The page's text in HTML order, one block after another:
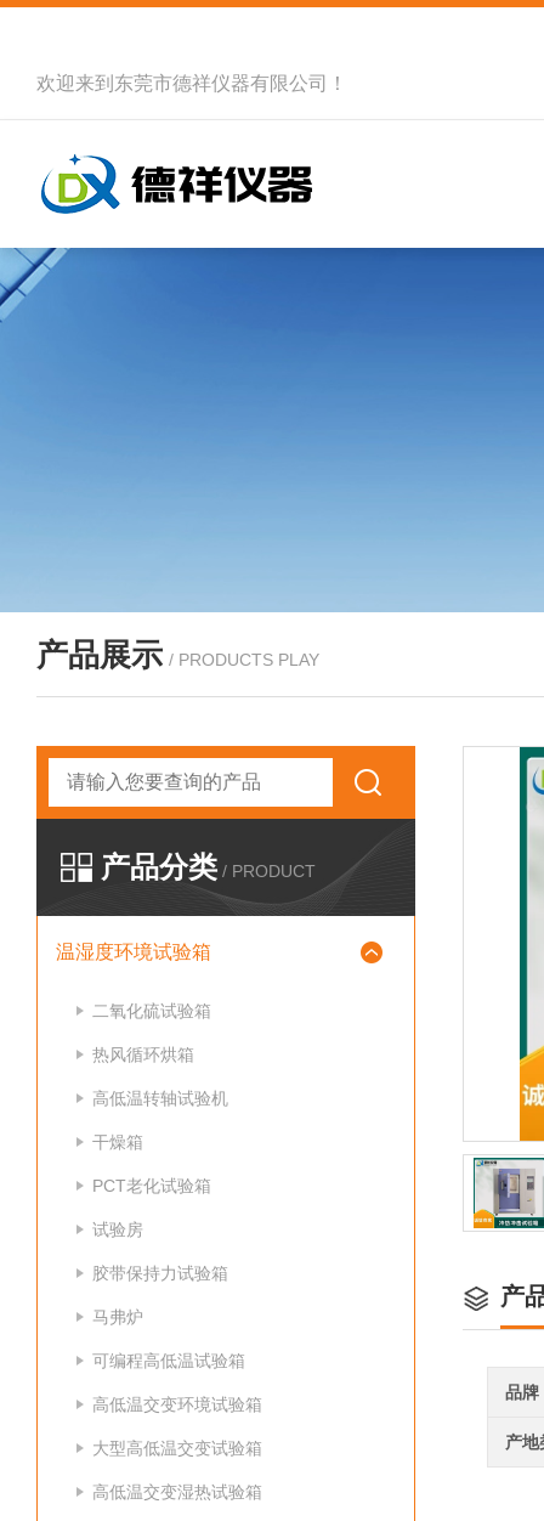
欢迎来到 东莞市德祥仪器有限公司 ！
产品展示 / PRODUCTS PLAY
产品分类 / PRODUCT
温湿度环境试验箱
二氧化硫试验箱
热风循环烘箱
高低温转轴试验机
干燥箱
PCT老化试验箱
试验房
胶带保持力试验箱
马弗炉
可编程高低温试验箱
高低温交变环境试验箱
大型高低温交变试验箱
高低温交变湿热试验箱
产
品牌
产地